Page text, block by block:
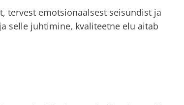
tervest emotsionaalsest seisundist ja
selle juhtimine, kvaliteetne elu aitab